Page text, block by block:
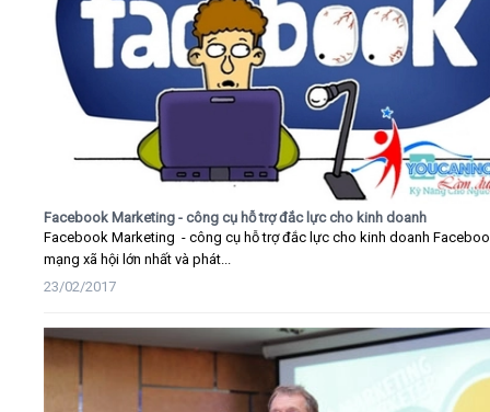
Facebook Marketing - công cụ hỗ trợ đắc lực cho kinh doanh
Facebook Marketing - công cụ hỗ trợ đắc lực cho kinh doanh
mạng xã hội lớn nhất và phát...
23/02/2017